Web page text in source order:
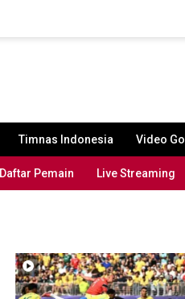
Timnas Indonesia Video Gol
Daftar Pemain Live Streaming